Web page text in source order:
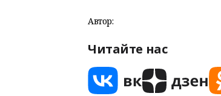
Автор:
Читайте нас